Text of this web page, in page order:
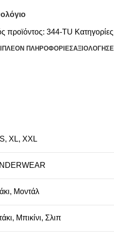
προϊόντος: 344-TU
ΠΛΗΡΟΦΟΡΊΕΣ
S, XL, XXL
, Μοντάλ
, Μπικίνι, Σλιπ